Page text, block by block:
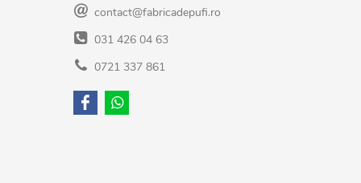
contact@fabricadepufi.ro
031 426 04 63
0721 337 861